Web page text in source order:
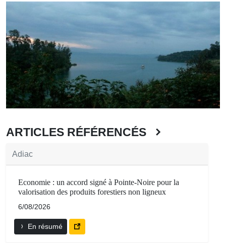
ARTICLES RÉFÉRENCÉS
Adiac
Economie : un accord signé à Pointe-Noire pour la
valorisation des produits forestiers non ligneux
6/08/2026
En résumé